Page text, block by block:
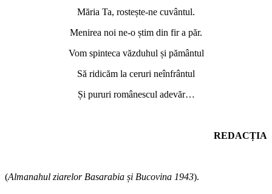
Măria Ta, rostește-ne cuvântul.
Menirea noi ne-o știm din fir a păr.
Vom spinteca văzduhul și pământul
Să ridicăm la ceruri neînfrântul
Și pururi românescul adevăr…
REDACȚIA
(Almanahul ziarelor Basarabia și Bucovina 1943).